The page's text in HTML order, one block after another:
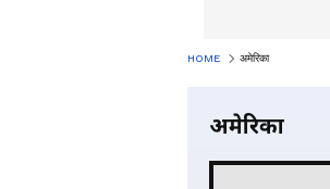
HOME अमेरिका
अमेरिका